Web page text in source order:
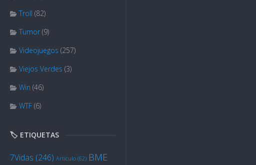
Troll (82)
Tumor (9)
Videojuegos (257)
Viejos Verdes (3)
Win (46)
WTF (6)
🏷️ ETIQUETAS
7Vidas (246) Artículo (62) BME